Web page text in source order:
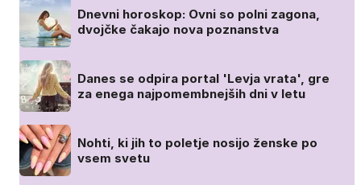
Dnevni horoskop: Ovni so polni zagona,
dvojčke čakajo nova poznanstva
Danes se odpira portal 'Levja vrata', gre
za enega najpomembnejših dni v letu
Nohti, ki jih to poletje nosijo ženske po
vsem svetu